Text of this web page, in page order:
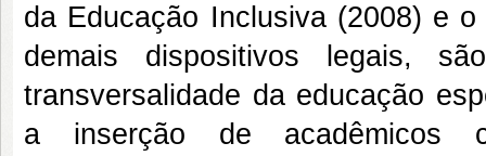
da Educação Inclusiva (2008) e
demais dispositivos legais,
transversalidade da educação
a inserção de acadêmicos